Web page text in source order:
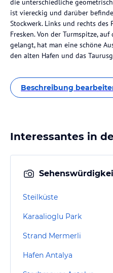
die unterschiedliche
ist viereckig und darüber
Stockwerk. Links und rechts
Fresken. Von der Turmspitze,
gelangt, hat man eine schöne
den alten Hafen und das
Beschreibung
Interessantes in
Steilküste
Karaalioglu Park
Strand Mermerli
Hafen Antalya